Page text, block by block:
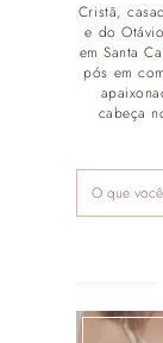
Cristã,
e do
em Santa
pós em
cabeça